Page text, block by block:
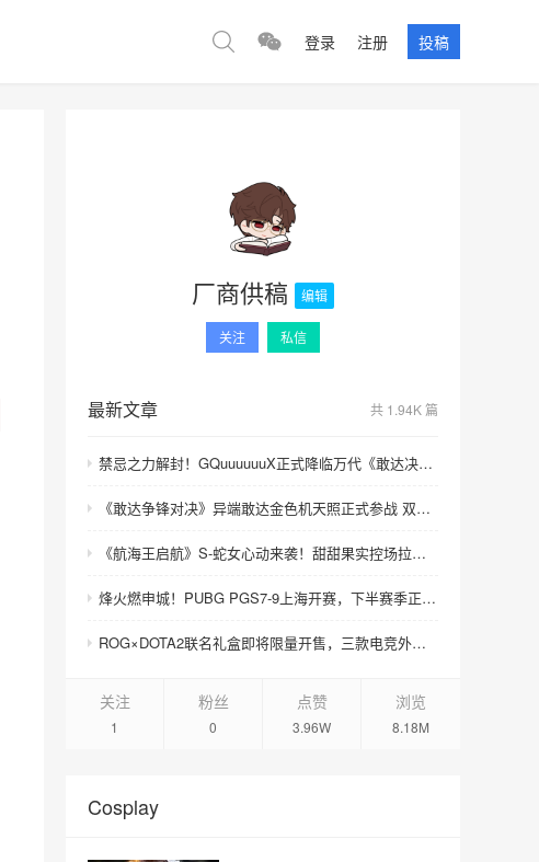
登录 注册 投稿
厂商供稿 编辑
关注 私信
最新文章 共 1.94K 篇
禁忌之力解封！GQuuuuuuX正式降临万代《敢达决战》！
《敢达争锋对决》异端敢达金色机天照正式参战 双形态演绎空中战技
《航海王启航》S-蛇女心动来袭！甜甜果实控场拉满，夏日盛宴开启
烽火燃申城！PUBG PGS7-9上海开赛，下半赛季正式打响！
ROG×DOTA2联名礼盒即将限量开售，三款电竞外设致敬玩家青春记忆
关注
1
粉丝
0
点赞
3.96W
浏览
8.18M
Cosplay